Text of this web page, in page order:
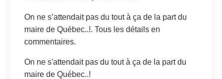
On ne s’attendait pas du tout à ça de la part du
maire de Québec..!. Tous les détails en
commentaires.
On ne s'attendait pas du tout à ça de la part du
maire de Québec..!